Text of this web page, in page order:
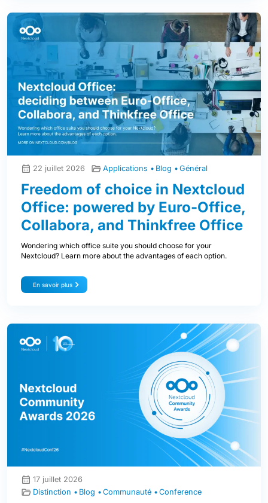
22 juillet 2026 Applications Blog Général
Freedom of choice in Nextcloud
Office: powered by Euro-Office,
Collabora, and Thinkfree Office
Wondering which office suite you should choose for your
Nextcloud? Learn more about the advantages of each option.
En savoir plus
17 juillet 2026
Distinction
Blog Communauté Conference